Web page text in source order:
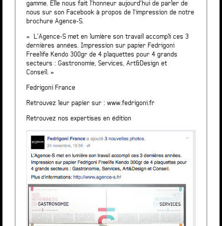
gamme. Elle nous fait l’honneur aujourd’hui de parler de
nous sur son Facebook à propos de l’impression de notre
brochure Agence-S.
« L’Agence-S met en lumière son travail accompli ces 3
dernières années. Impression sur papier Fedrigoni
Freelife Kendo 300gr de 4 plaquettes pour 4 grands
secteurs : Gastronomie, Services, Art&Design et
Conseil. »
Fedrigoni France
Retrouvez leur papier sur : www.fedrigoni.fr
Retrouvez nos expertises en édition